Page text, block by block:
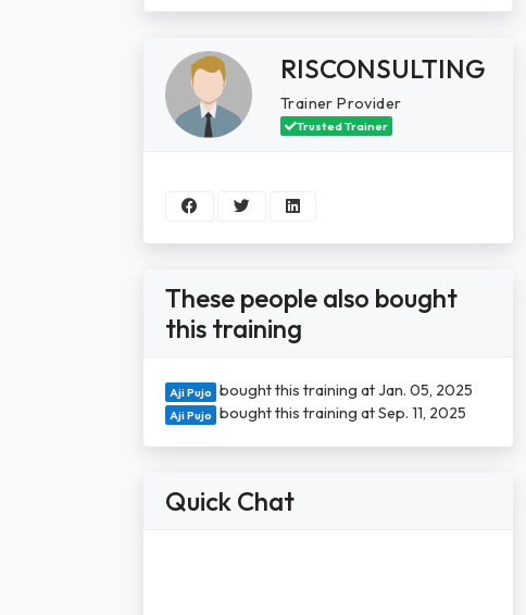
RISCONSULTING
Trainer Provider
Trusted Trainer
These people also bought
this training
Aji Pujo bought this training at Jan. 05, 2025
Aji Pujo bought this training at Sep. 11, 2025
Quick Chat